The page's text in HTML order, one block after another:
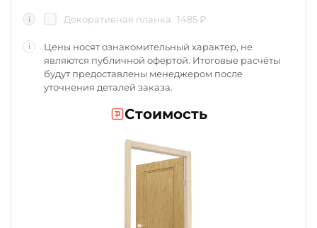
i Декоративная планка 1485 ₽
i
Цены носят ознакомительный характер, не
являются публичной офертой. Итоговые расчёты
будут предоставлены менеджером после
уточнения деталей заказа.
Стоимость